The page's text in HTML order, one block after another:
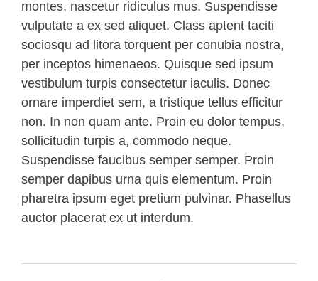
montes, nascetur ridiculus mus. Suspendisse
vulputate a ex sed aliquet. Class aptent taciti
sociosqu ad litora torquent per conubia nostra,
per inceptos himenaeos. Quisque sed ipsum
vestibulum turpis consectetur iaculis. Donec
ornare imperdiet sem, a tristique tellus efficitur
non. In non quam ante. Proin eu dolor tempus,
sollicitudin turpis a, commodo neque.
Suspendisse faucibus semper semper. Proin
semper dapibus urna quis elementum. Proin
pharetra ipsum eget pretium pulvinar. Phasellus
auctor placerat ex ut interdum.